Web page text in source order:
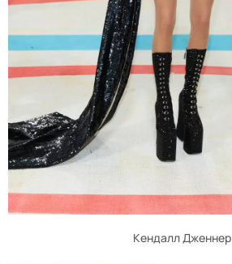
Кендалл Дженнер